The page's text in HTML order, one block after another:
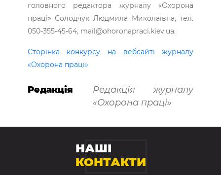
головного редактора журналу «Охорона
праці» Солодчук Людмила Миколаївна, тел.
050-355-45-64, mail@ohoronapraci.kiev.ua.
Сторінка конкурсу на вебсайті журналу
«Охорона праці»
Редакція
Редакція журналу
«Охорона праці»
НАШІ
КОНТАКТИ